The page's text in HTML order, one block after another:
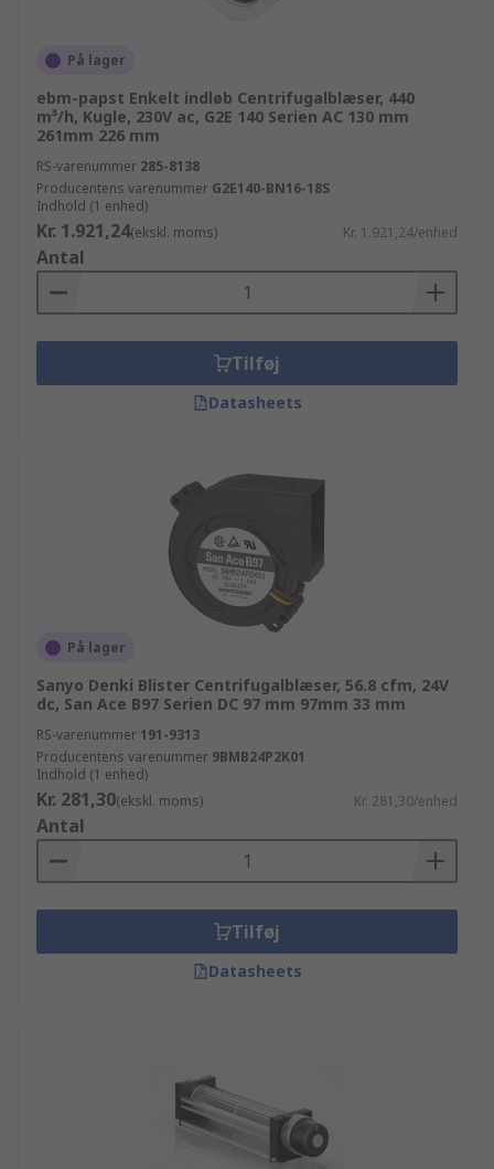
På lager
ebm-papst Enkelt indløb Centrifugalblæser, 440
m³/h, Kugle, 230V ac, G2E 140 Serien AC 130 mm
261mm 226 mm
RS-varenummer 285-8138
Producentens varenummer G2E140-BN16-18S
Indhold (1 enhed)
Kr. 1.921,24(ekskl. moms) Kr. 1.921,24/enhed
Antal
Tilføj
Datasheets
På lager
Sanyo Denki Blister Centrifugalblæser, 56.8 cfm, 24V
dc, San Ace B97 Serien DC 97 mm 97mm 33 mm
RS-varenummer 191-9313
Producentens varenummer 9BMB24P2K01
Indhold (1 enhed)
Kr. 281,30(ekskl. moms) Kr. 281,30/enhed
Antal
Tilføj
Datasheets